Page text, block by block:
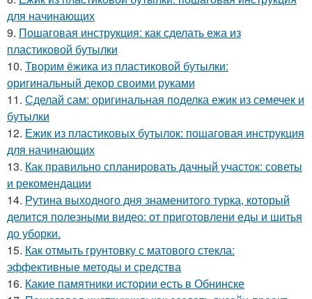
для начинающих
9. Пошаговая инструкция: как сделать ежа из
пластиковой бутылки
10. Творим ёжика из пластиковой бутылки:
оригинальный декор своими руками
11. Сделай сам: оригинальная поделка ежик из семечек и
бутылки
12. Ежик из пластиковых бутылок: пошаговая инструкция
для начинающих
13. Как правильно спланировать дачный участок: советы
и рекомендации
14. Рутина выходного дня знаменитого турка, который
делится полезными видео: от приготовлени еды и шитья
до уборки.
15. Как отмыть грунтовку с матового стекла:
эффективные методы и средства
16. Какие памятники истории есть в Обнинске